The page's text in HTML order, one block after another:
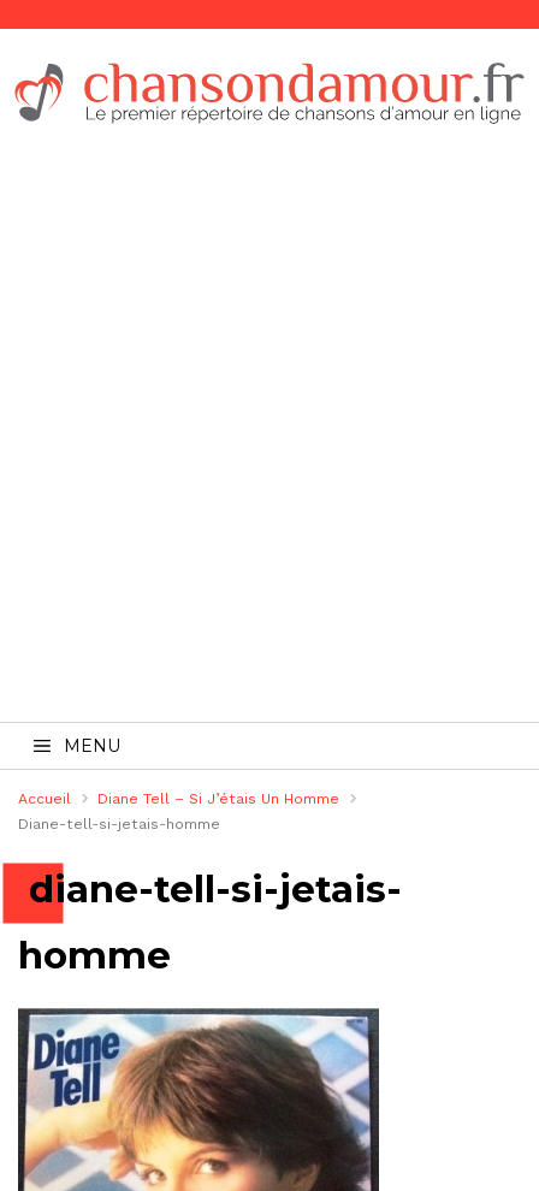
MENU
Accueil
Diane Tell – Si J’étais Un Homme
Diane-tell-si-jetais-homme
diane-tell-si-jetais-
homme